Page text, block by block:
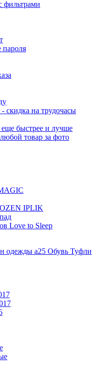
фильтрами
пароля
скидка на трудочасы
быстрее и лучше
товар за фото
IPLIK
Love to Sleep
одежды a25 Обувь Туфли